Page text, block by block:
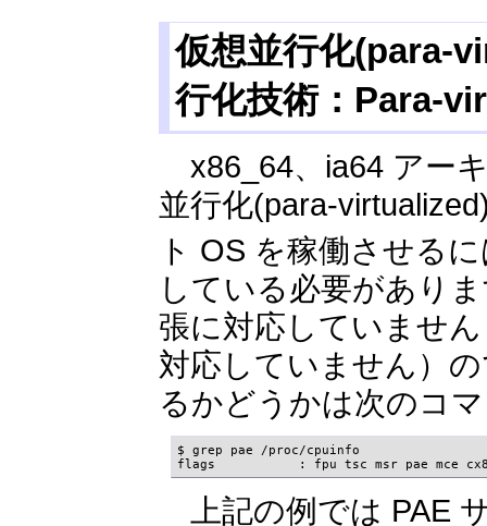
仮想並行化(para-
行化技術：Para-
x86_64、ia64 アー
並行化(para-
ト OS を稼働させる
している必要があり
張に対応していませ
対応していません）
るかどうかは次のコ
$ grep pae /proc/cpuinfo
flags           : fpu tsc msr pae mce cx8
上記の例では PAE